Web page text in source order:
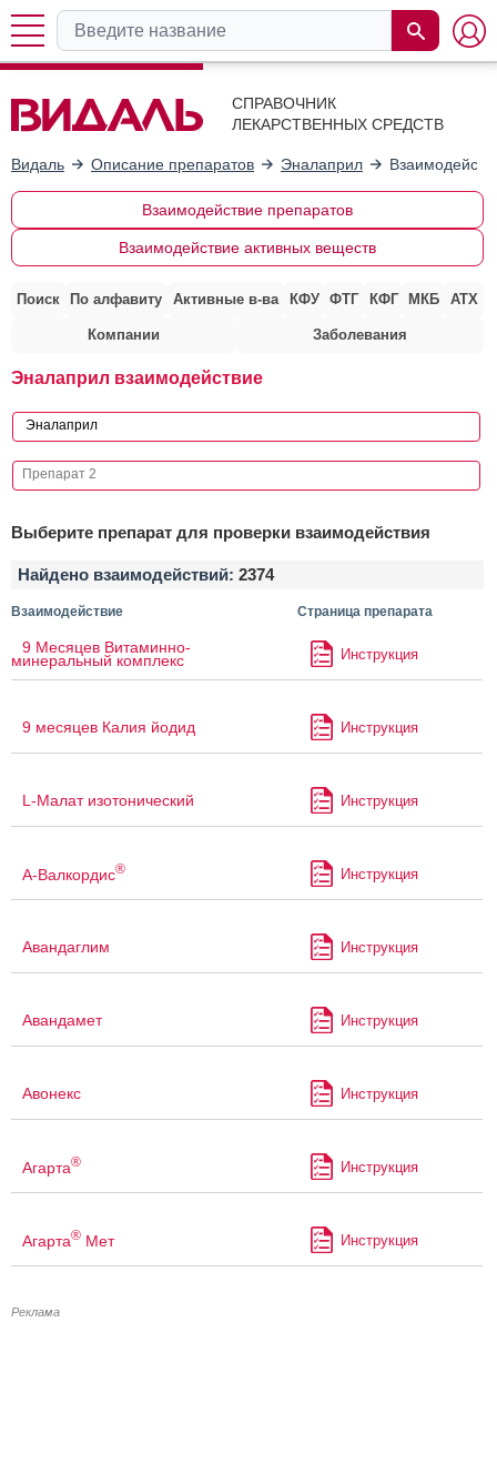
СПРАВОЧНИК
ЛЕКАРСТВЕННЫХ СРЕДСТВ
Видаль Описание препаратов Эналаприл
Взаимодействие препаратов
Взаимодействие активных веществ
Поиск По алфавиту Активные в-ва КФУ ФТГ КФГ МКБ АТХ
Компании Заболевания
Эналаприл взаимодействие
Выберите препарат для проверки взаимодействия
Найдено взаимодействий: 2374
Взаимодействие Страница препарата
9 Месяцев Витаминно-
минеральный комплекс Инструкция
9 месяцев Калия йодид Инструкция
L-Малат изотонический Инструкция
А-Валкордис® Инструкция
Авандаглим Инструкция
Авандамет Инструкция
Авонекс Инструкция
Агарта® Инструкция
Агарта® Мет Инструкция
Реклама